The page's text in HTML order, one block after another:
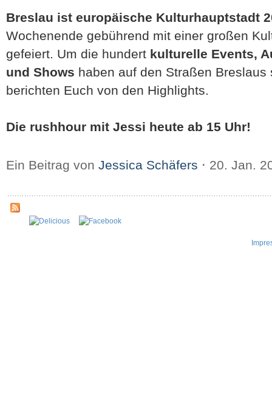
Breslau ist europäische Kulturhauptstadt
Wochenende gebührend mit einer großen
gefeiert. Um die hundert kulturelle Events,
und Shows haben auf den Straßen Breslaus
berichten Euch von den Highlights.
Die rushhour mit Jessi heute ab 15 Uhr!
Ein Beitrag von Jessica Schäfers ⋅ 20. Jan.